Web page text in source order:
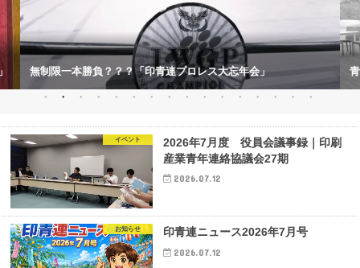
無制限一本勝負？？？「印青連プロレス大忘年会」
イベント
2026年7月度 役員会議事録｜印刷
産業青年連絡協議会27期
2026.07.12
お知らせ 印青連ニュース2026年7月号
2026.07.12